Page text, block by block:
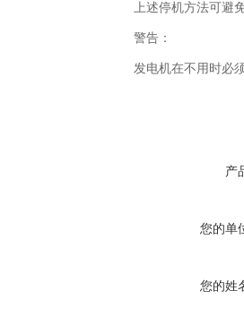
上述停机方法可避
警告：
发电机在不用时必
产
您的单
您的姓